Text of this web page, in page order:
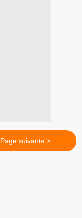
Page suivante >